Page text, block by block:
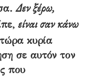
Δεν ξέρω,
είναι σαν κάνω
κυρία
σε αυτόν τον
που